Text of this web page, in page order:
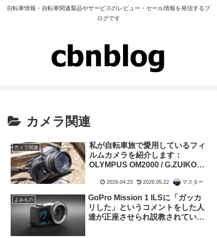
自転車情報・自転車関連製品やサービスのレビュー・セール情報を発信するブ
ログです
カメラ関連
カメラ関連
私が自転車旅で愛用しているフィ
ルムカメラを紹介します：
OLYMPUS OM2000 / G.ZUIKO
2026.04.23 2026.05.22 マスター
よみもの
GoPro Mission 1 ILSに「ガッカ
リした」というコメントをした人
達が正座させられ説教されている